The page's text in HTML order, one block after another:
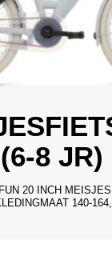
8 JR)
20 INCH
140-